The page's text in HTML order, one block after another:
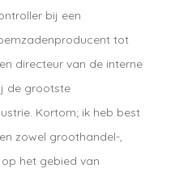
bij een
tot
directeur van de interne
de grootste
Kortom; ik heb best
zowel groothandel-,
het gebied van